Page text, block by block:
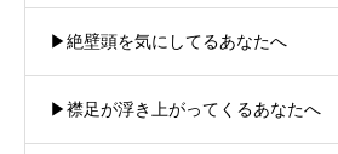
▶︎絶壁頭を気にしてるあなたへ
▶︎襟足が浮き上がってくるあなたへ